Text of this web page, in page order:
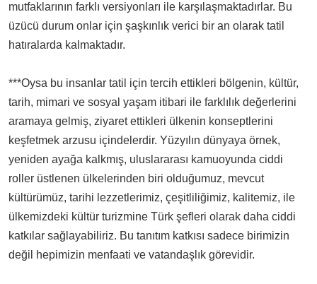
mutfaklarının farklı versiyonları ile karşılaşmaktadırlar. Bu
üzücü durum onlar için şaşkınlık verici bir an olarak tatil
hatıralarda kalmaktadır.
***Oysa bu insanlar tatil için tercih ettikleri bölgenin, kültür,
tarih, mimari ve sosyal yaşam itibari ile farklılık değerlerini
aramaya gelmiş, ziyaret ettikleri ülkenin konseptlerini
keşfetmek arzusu içindelerdir. Yüzyılın dünyaya örnek,
yeniden ayağa kalkmış, uluslararası kamuoyunda ciddi
roller üstlenen ülkelerinden biri olduğumuz, mevcut
kültürümüz, tarihi lezzetlerimiz, çeşitliliğimiz, kalitemiz, ile
ülkemizdeki kültür turizmine Türk şefleri olarak daha ciddi
katkılar sağlayabiliriz. Bu tanıtım katkısı sadece birimizin
değil hepimizin menfaati ve vatandaşlık görevidir.